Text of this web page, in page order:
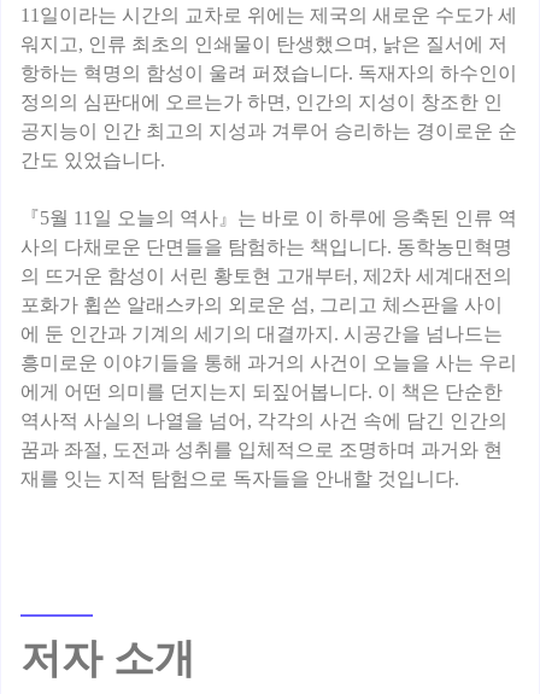
11일이라는 시간의 교차로 위에는 제국의 새로운 수도가 세
워지고, 인류 최초의 인쇄물이 탄생했으며, 낡은 질서에 저
항하는 혁명의 함성이 울려 퍼졌습니다. 독재자의 하수인이
정의의 심판대에 오르는가 하면, 인간의 지성이 창조한 인
공지능이 인간 최고의 지성과 겨루어 승리하는 경이로운 순
간도 있었습니다.
『5월 11일 오늘의 역사』는 바로 이 하루에 응축된 인류 역
사의 다채로운 단면들을 탐험하는 책입니다. 동학농민혁명
의 뜨거운 함성이 서린 황토현 고개부터, 제2차 세계대전의
포화가 휩쓴 알래스카의 외로운 섬, 그리고 체스판을 사이
에 둔 인간과 기계의 세기의 대결까지. 시공간을 넘나드는
흥미로운 이야기들을 통해 과거의 사건이 오늘을 사는 우리
에게 어떤 의미를 던지는지 되짚어봅니다. 이 책은 단순한
역사적 사실의 나열을 넘어, 각각의 사건 속에 담긴 인간의
꿈과 좌절, 도전과 성취를 입체적으로 조명하며 과거와 현
저자 소개